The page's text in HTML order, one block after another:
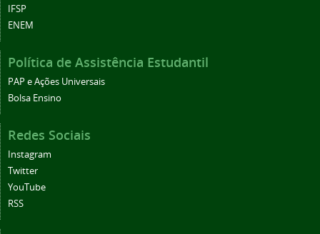
IFSP
ENEM
Política de Assistência Estudantil
PAP e Ações Universais
Bolsa Ensino
Redes Sociais
Instagram
Twitter
YouTube
RSS